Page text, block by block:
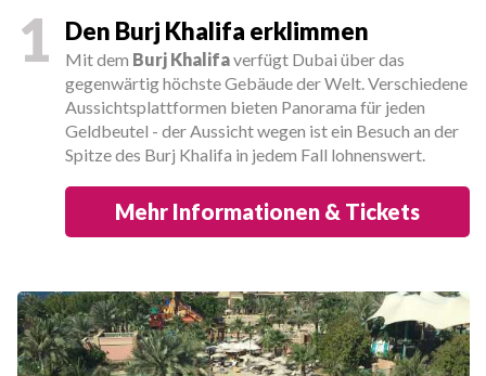
1 Den Burj Khalifa erklimmen
Mit dem Burj Khalifaverfügt Dubai über das
gegenwärtig höchste Gebäude der Welt. Verschiedene
Aussichtsplattformen bieten Panorama für jeden
Geldbeutel - der Aussicht wegen ist ein Besuch an der
Spitze des Burj Khalifa in jedem Fall lohnenswert.
Mehr Informationen & Tickets